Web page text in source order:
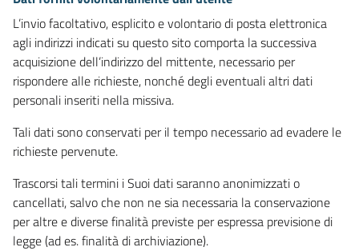
L’invio facoltativo, esplicito e volontario di posta elettronica
agli indirizzi indicati su questo sito comporta la successiva
acquisizione dell’indirizzo del mittente, necessario per
rispondere alle richieste, nonché degli eventuali altri dati
personali inseriti nella missiva.
Tali dati sono conservati per il tempo necessario ad evadere le
richieste pervenute.
Trascorsi tali termini i Suoi dati saranno anonimizzati o
cancellati, salvo che non ne sia necessaria la conservazione
per altre e diverse finalità previste per espressa previsione di
legge (ad es. finalità di archiviazione).